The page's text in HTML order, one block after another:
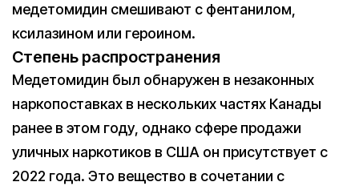
медетомидин смешивают с фентанилом,
ксилазином или героином.
Степень распространения
Медетомидин был обнаружен в незаконных
наркопоставках в нескольких частях Канады
ранее в этом году, однако сфере продажи
уличных наркотиков в США он присутствует с
2022 года. Это вещество в сочетании с